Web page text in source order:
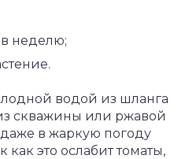
в неделю;
водой из шланга
скважины или ржавой
в жаркую погоду
как это ослабит томаты,